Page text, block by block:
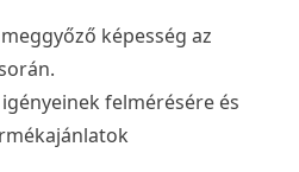
képesség az
felmérésére és